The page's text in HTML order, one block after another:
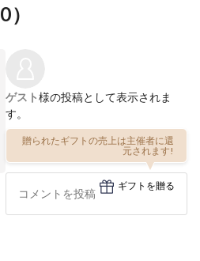
0）
ゲスト様の投稿として表示されま
す。
贈られたギフトの売上は主催者に還
元されます!
ギフトを贈る